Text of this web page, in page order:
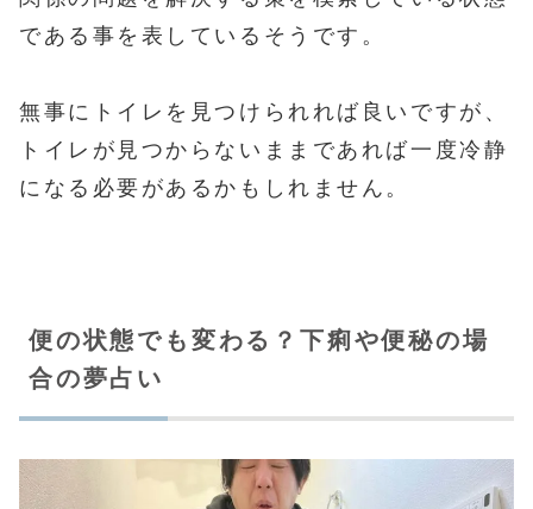
である事を表しているそうです。
無事にトイレを見つけられれば良いですが、
トイレが見つからないままであれば一度冷静
になる必要があるかもしれません。
便の状態でも変わる？下痢や便秘の場
合の夢占い